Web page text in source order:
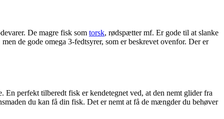
De magre fisk som torsk, rødspætter mf. Er gode til at slanke
de gode omega 3-fedtsyrer, som er beskrevet ovenfor. Der er
perfekt tilberedt fisk er kendetegnet ved, at den nemt glider fra
du kan få din fisk. Det er nemt at få de mængder du behøver